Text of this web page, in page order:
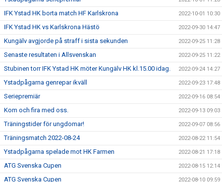
IFK Ystad HK borta match HF Karlskrona 2022-10-01 10:30
IFK Ystad HK vs Karlskrona Hästö 2022-09-30 14:47
Kungälv avgjorde på straff i sista sekunden 2022-09-25 11:28
Senaste resultaten i Allsvenskan 2022-09-25 11:22
Stubinen torr IFK Ystad HK möter Kungälv HK kl.15.00 idag. 2022-09-24 14:27
Ystadpågarna genrepar ikväll 2022-09-23 17:48
Seriepremiär 2022-09-16 08:54
Kom och fira med oss. 2022-09-13 09:03
Träningstider för ungdomar! 2022-09-07 08:56
Träningsmatch 2022-08-24 2022-08-22 11:54
Ystadpågarna spelade mot HK Farmen 2022-08-21 17:18
ATG Svenska Cupen 2022-08-15 12:14
ATG Svenska Cupen 2022-08-10 09:59